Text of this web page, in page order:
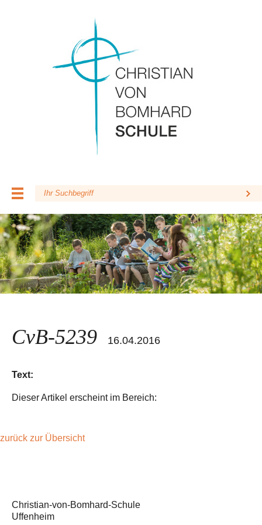
CvB-5239 16.04.2016
Text:
Dieser Artikel erscheint im Bereich:
zurück zur Übersicht
Christian-von-Bomhard-Schule
Uffenheim